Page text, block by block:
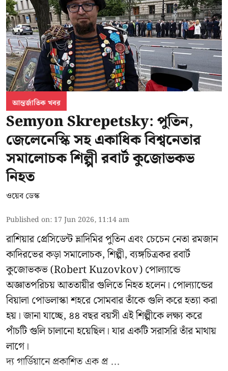
আন্তর্জাতিক খবর
Semyon Skrepetsky: পুতিন,
জেলেনেস্কি সহ একাধিক বিশ্বনেতার
সমালোচক শিল্পী রবার্ট কুজোভকভ
নিহত
ওয়েব ডেস্ক
Published on: 17 Jun 2026, 11:14 am
রাশিয়ার প্রেসিডেন্ট ভ্লাদিমির পুতিন এবং চেচেন নেতা রমজান
কাদিরভের কড়া সমালোচক, শিল্পী, ব্যঙ্গচিত্রকর রবার্ট
কুজোভকভ (Robert Kuzovkov) পোল্যান্ডে
অজ্ঞাতপরিচয় আততায়ীর গুলিতে নিহত হলেন। পোল্যান্ডের
বিয়ালা পোডলাস্কা শহরে সোমবার তাঁকে গুলি করে হত্যা করা
হয়। জানা যাচ্ছে, ৪৪ বছর বয়সী এই শিল্পীকে লক্ষ্য করে
পাঁচটি গুলি চালানো হয়েছিল। যার একটি সরাসরি তাঁর মাথায়
লাগে।
দ্য গার্ডিয়ানে প্রকাশিত এক প্র ...